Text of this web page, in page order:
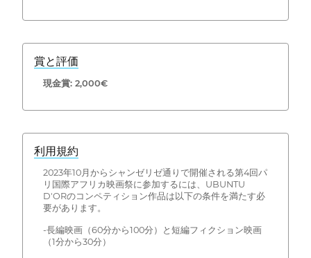
賞と評価
現金賞: 2,000€
利用規約
2023年10月からシャンゼリゼ通りで開催される第4回パ
リ国際アフリカ映画祭に参加するには、UBUNTU
D'ORのコンペティション作品は以下の条件を満たす必
要があります。
-長編映画（60分から100分）と短編フィクション映画
（1分から30分）